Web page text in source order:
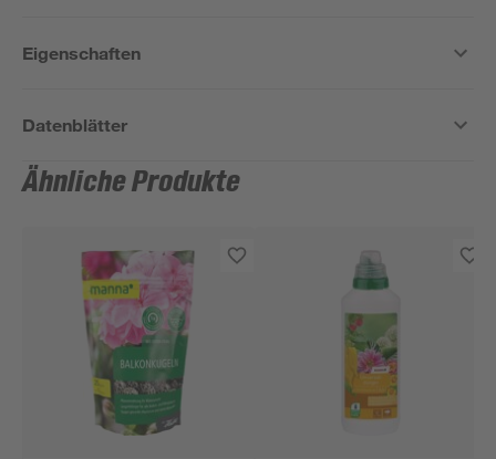
Eigenschaften
Datenblätter
Ähnliche Produkte